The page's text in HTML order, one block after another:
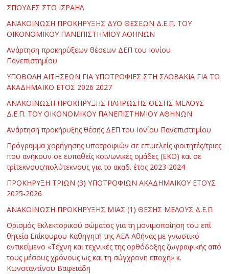
ΣΠΟΥΔΕΣ ΣΤΟ ΙΣΡΑΗΛ
ΑΝΑΚΟΙΝΩΣΗ ΠΡΟΚΗΡΥΞΗΣ ΔΥΟ ΘΕΣΕΩΝ Δ.Ε.Π. ΤΟΥ
ΟΙΚΟΝΟΜΙΚΟΥ ΠΑΝΕΠΙΣΤΗΜΙΟΥ ΑΘΗΝΩΝ
Ανάρτηση προκηρύξεων θέσεων ΔΕΠ του Ιονίου
Πανεπιστημίου
ΥΠΟΒΟΛΗ ΑΙΤΗΣΕΩΝ ΓΙΑ ΥΠΟΤΡΟΦΙΕΣ ΣΤΗ ΣΛΟΒΑΚΙΑ ΓΙΑ ΤΟ
ΑΚΑΔΗΜΑΪΚΟ ΕΤΟΣ 2026 2027
ΑΝΑΚΟΙΝΩΣΗ ΠΡΟΚΗΡΥΞΗΣ ΠΛΗΡΩΣΗΣ ΘΕΣΗΣ ΜΕΛΟΥΣ
Δ.Ε.Π. ΤΟΥ ΟΙΚΟΝΟΜΙΚΟΥ ΠΑΝΕΠΙΣΤΗΜΙΟΥ ΑΘΗΝΩΝ
Ανάρτηση προκήρυξης θέσης ΔΕΠ του Ιονίου Πανεπιστημίου
Πρόγραμμα χορήγησης υποτροφιών σε επιμελείς φοιτητές/τριες
που ανήκουν σε ευπαθείς κοινωνικές ομάδες (ΕΚΟ) και σε
τρίτεκνους/πολύτεκνους για το ακαδ. έτος 2023-2024
ΠΡΟΚΗΡΥΞΗ ΤΡΙΩΝ (3) ΥΠΟΤΡΟΦΙΩΝ ΑΚΑΔΗΜΑΪΚΟΥ ΕΤΟΥΣ
2025-2026
ΑΝΑΚΟΙΝΩΣΗ ΠΡΟΚΗΡΥΞΗΣ ΜΙΑΣ (1) ΘΕΣΗΣ ΜΕΛΟΥΣ Δ.Ε.Π
Ορισμός Εκλεκτορικού σώματος για τη μονιμοποίηση του επί
θητεία Επίκουρου Καθηγητή της ΑΕΑ Αθήνας με γνωστικό
αντικείμενο «Τέχνη και τεχνικές της ορθόδοξης ζωγραφικής από
τους μέσους χρόνους ως και τη σύγχρονη εποχή» κ.
Κωνσταντίνου Βαφειάδη